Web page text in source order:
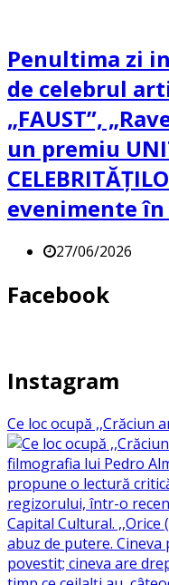
Penultima zi
de celebrul
„FAUST”,
un premiu
evenimente
27/06/2026
Facebook
Instagram
Ce loc ocupă ,,Crăciun